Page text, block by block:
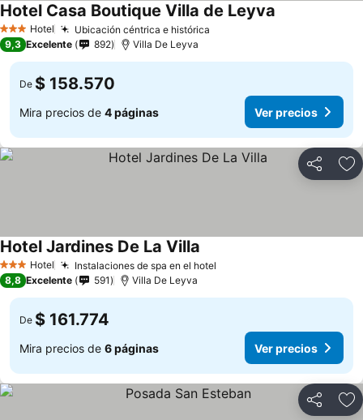
3 Estrellas
Hotel Ubicación céntrica e histórica
Hotel Casa Boutique Villa de Leyva
9,3 Excelente 892 Villa De Leyva
De $ 158.570
Mira precios de 4 páginas Ver precios
Compartir
3 Estrellas
Hotel Instalaciones de spa en el hotel
Hotel Jardines De La Villa
8,8 Excelente 591 Villa De Leyva
De $ 161.774
Mira precios de 6 páginas Ver precios
Compartir